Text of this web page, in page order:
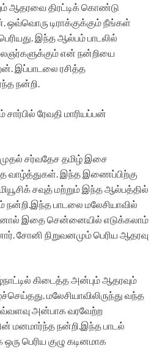
ஆதரவை திரட்டிக் கொண்டு
டிராக்குக்கும் நீங்கள்
இந்த ஆல்பம் பாடலில்
என் நன்றியை
இப்பாடலை ரசித்த
நன்றி.
சார்பில் ரேவதி மாரியப்பன்
சர்வதேச தமிழ் இசை
வாழ்த்துகள். இந்த இணைப்பிற்கு
சவுத் மற்றும் இந்த ஆல்பத்தில்
பாடலை மலேசியாவில்
இதை சென்னையில் எடுக்கலாம்
சோனி நிறுவனமும் பெரிய ஆதரவு
கிடைத்த அன்பும் ஆதரவும்
மலேசியாவிலிருந்து வந்த
அன்பாக வரவேற்ற
மனமார்ந்த நன்றி.இந்த பாடல்
பெரிய குழு கடினமாக